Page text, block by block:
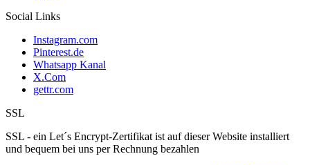
Social Links
Instagram.com
Pinterest.de
Whatsapp Kanal
X.Com
gettr.com
SSL
SSL - ein Let´s Encrypt-Zertifikat ist auf dieser Website installiert
und bequem bei uns per Rechnung bezahlen